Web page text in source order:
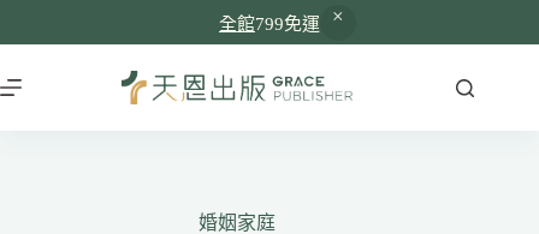
全館799免運
至
婚姻家庭